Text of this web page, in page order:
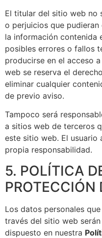
El titular del sitio web no
o perjuicios que
la información contenida
posibles errores o fallos
producirse en el acceso
web se reserva el
eliminar cualquier
de previo aviso.
Tampoco será
a sitios web de terceros
este sitio web. El usuario
propia responsabilidad.
5. POLÍTICA
PROTECCIÓN
Los datos personales
través del sitio web
dispuesto en nuestra